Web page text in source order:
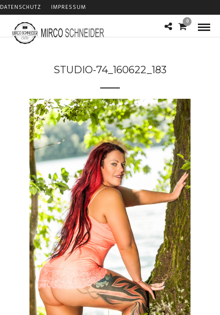
DATENSCHUTZ IMPRESSUM
0
STUDIO-74_160622_183